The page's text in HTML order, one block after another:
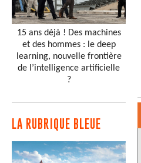
15 ans déjà ! Des machines
et des hommes : le deep
learning, nouvelle frontière
de l’intelligence artificielle
?
LA RUBRIQUE BLEUE